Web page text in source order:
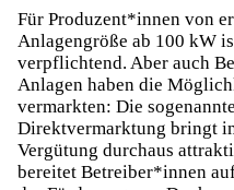
Für Produzent*innen von
Anlagengröße ab 100 kW
verpflichtend. Aber auch
Anlagen haben die
vermarkten: Die
Direktvermarktung bringt
Vergütung durchaus
bereitet Betreiber*innen